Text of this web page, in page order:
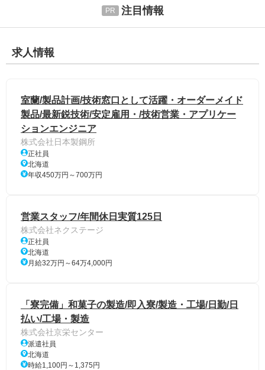
注目情報
求人情報
室蘭/製品計画/技術窓口として活躍・オーダーメイド
製品/最新鋭技術/安定雇用・/技術営業・アプリケー
ションエンジニア
株式会社日本製鋼所
正社員
北海道
年収450万円～700万円
営業スタッフ/年間休日実質125日
株式会社ネクステージ
正社員
北海道
月給32万円～64万4,000円
「寮完備」和菓子の製造/即入寮/製造・工場/日勤/日
払い/工場・製造
株式会社京栄センター
派遣社員
北海道
時給1,100円～1,375円